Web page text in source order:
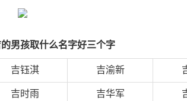
男孩取什么名字好三个字
吉钰淇 吉渝新
吉时雨 吉华军